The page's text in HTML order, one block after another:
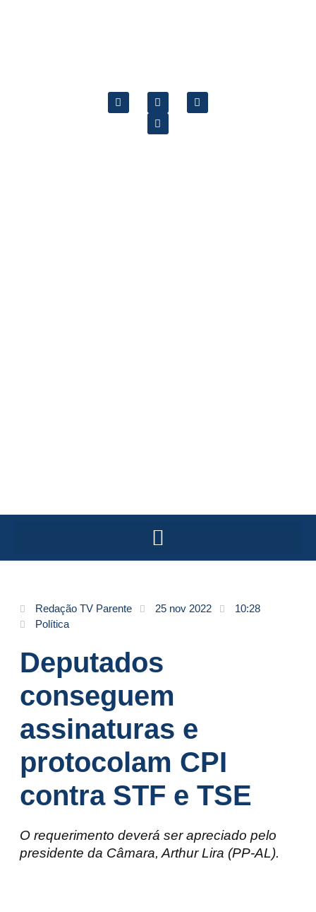
Redação TV Parente 25 nov 2022
10:28
Política
Deputados
conseguem
assinaturas e
protocolam CPI
contra STF e TSE
O requerimento deverá ser apreciado pelo
presidente da Câmara, Arthur Lira (PP-AL).